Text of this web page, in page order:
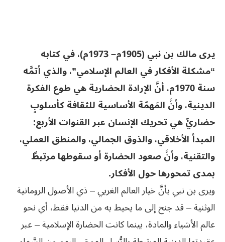
يرى مالك بن نبي (1905م– 1973م)، في كتابه
“مشكلة الأفكار في العالم الإسلامي”، والذي أتمَّه
سنة 1970م، أنَّ الإرادة الحضارية هي طوع الفكرة
الدينية، وأنَّ المَهمّة الأساسية للثقافة كأسلوبٍ
حضاريٍّ هي تحريك الإنسان عبر القنوات الأربع:
المبدأ الأخلاقي، والذوق الجمالي، والمنطق العملي،
والتقنية، وأنَّ صعود الحضارة أو سقوطها مرتبطٌ
بمدى تمحورها حول الأفكار.
ويرى بن نبي بأنَّ خيار العالم الغربي – ذي الأصول الرومانية
الوثنية – قد جنح إلى ما يحيط به من الدنيا فقط، أي نحو
عالم الأشياء والمادة، بينما كانت الحضارة الإسلامية – عبر